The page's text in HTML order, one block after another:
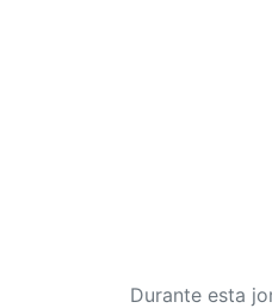
Durante esta